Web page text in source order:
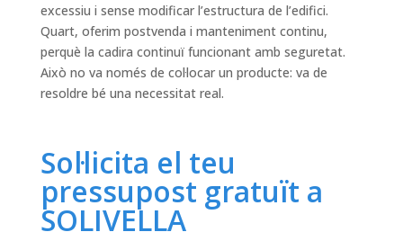
excessiu i sense modificar l’estructura de l’edifici.
Quart, oferim postvenda i manteniment continu,
perquè la cadira continuï funcionant amb seguretat.
Això no va només de col·locar un producte: va de
resoldre bé una necessitat real.
Sol·licita el teu
pressupost gratuït a
SOLIVELLA